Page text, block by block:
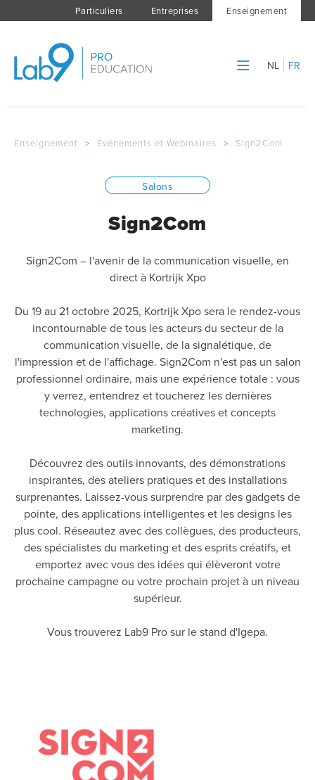
Particuliers Entreprises Enseignement
NL FR
Enseignement > Événements et Webinaires > Sign2Com
Salons
Sign2Com
Sign2Com – l'avenir de la communication visuelle, en
direct à Kortrijk Xpo
Du 19 au 21 octobre 2025, Kortrijk Xpo sera le rendez-vous
incontournable de tous les acteurs du secteur de la
communication visuelle, de la signalétique, de
l'impression et de l'affichage. Sign2Com n'est pas un salon
professionnel ordinaire, mais une expérience totale : vous
y verrez, entendrez et toucherez les dernières
technologies, applications créatives et concepts
marketing.
Découvrez des outils innovants, des démonstrations
inspirantes, des ateliers pratiques et des installations
surprenantes. Laissez-vous surprendre par des gadgets de
pointe, des applications intelligentes et les designs les
plus cool. Réseautez avec des collègues, des producteurs,
des spécialistes du marketing et des esprits créatifs, et
emportez avec vous des idées qui élèveront votre
prochaine campagne ou votre prochain projet à un niveau
supérieur.
Vous trouverez Lab9 Pro sur le stand d'Igepa.